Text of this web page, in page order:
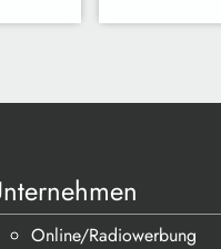
Online/Radiowerbung